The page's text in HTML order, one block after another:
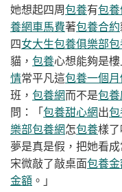
她想起四周包養有包
養網車馬費著包養合約
四女大生包養俱樂部
貓， 包養心想能夠是
情常平凡這包養一個
班， 包養網而不是包
問：「 包養甜心網出
樂部包養網怎包養樣
夢是真是假，把她看
宋微敲了敲桌面包養
金額 。」